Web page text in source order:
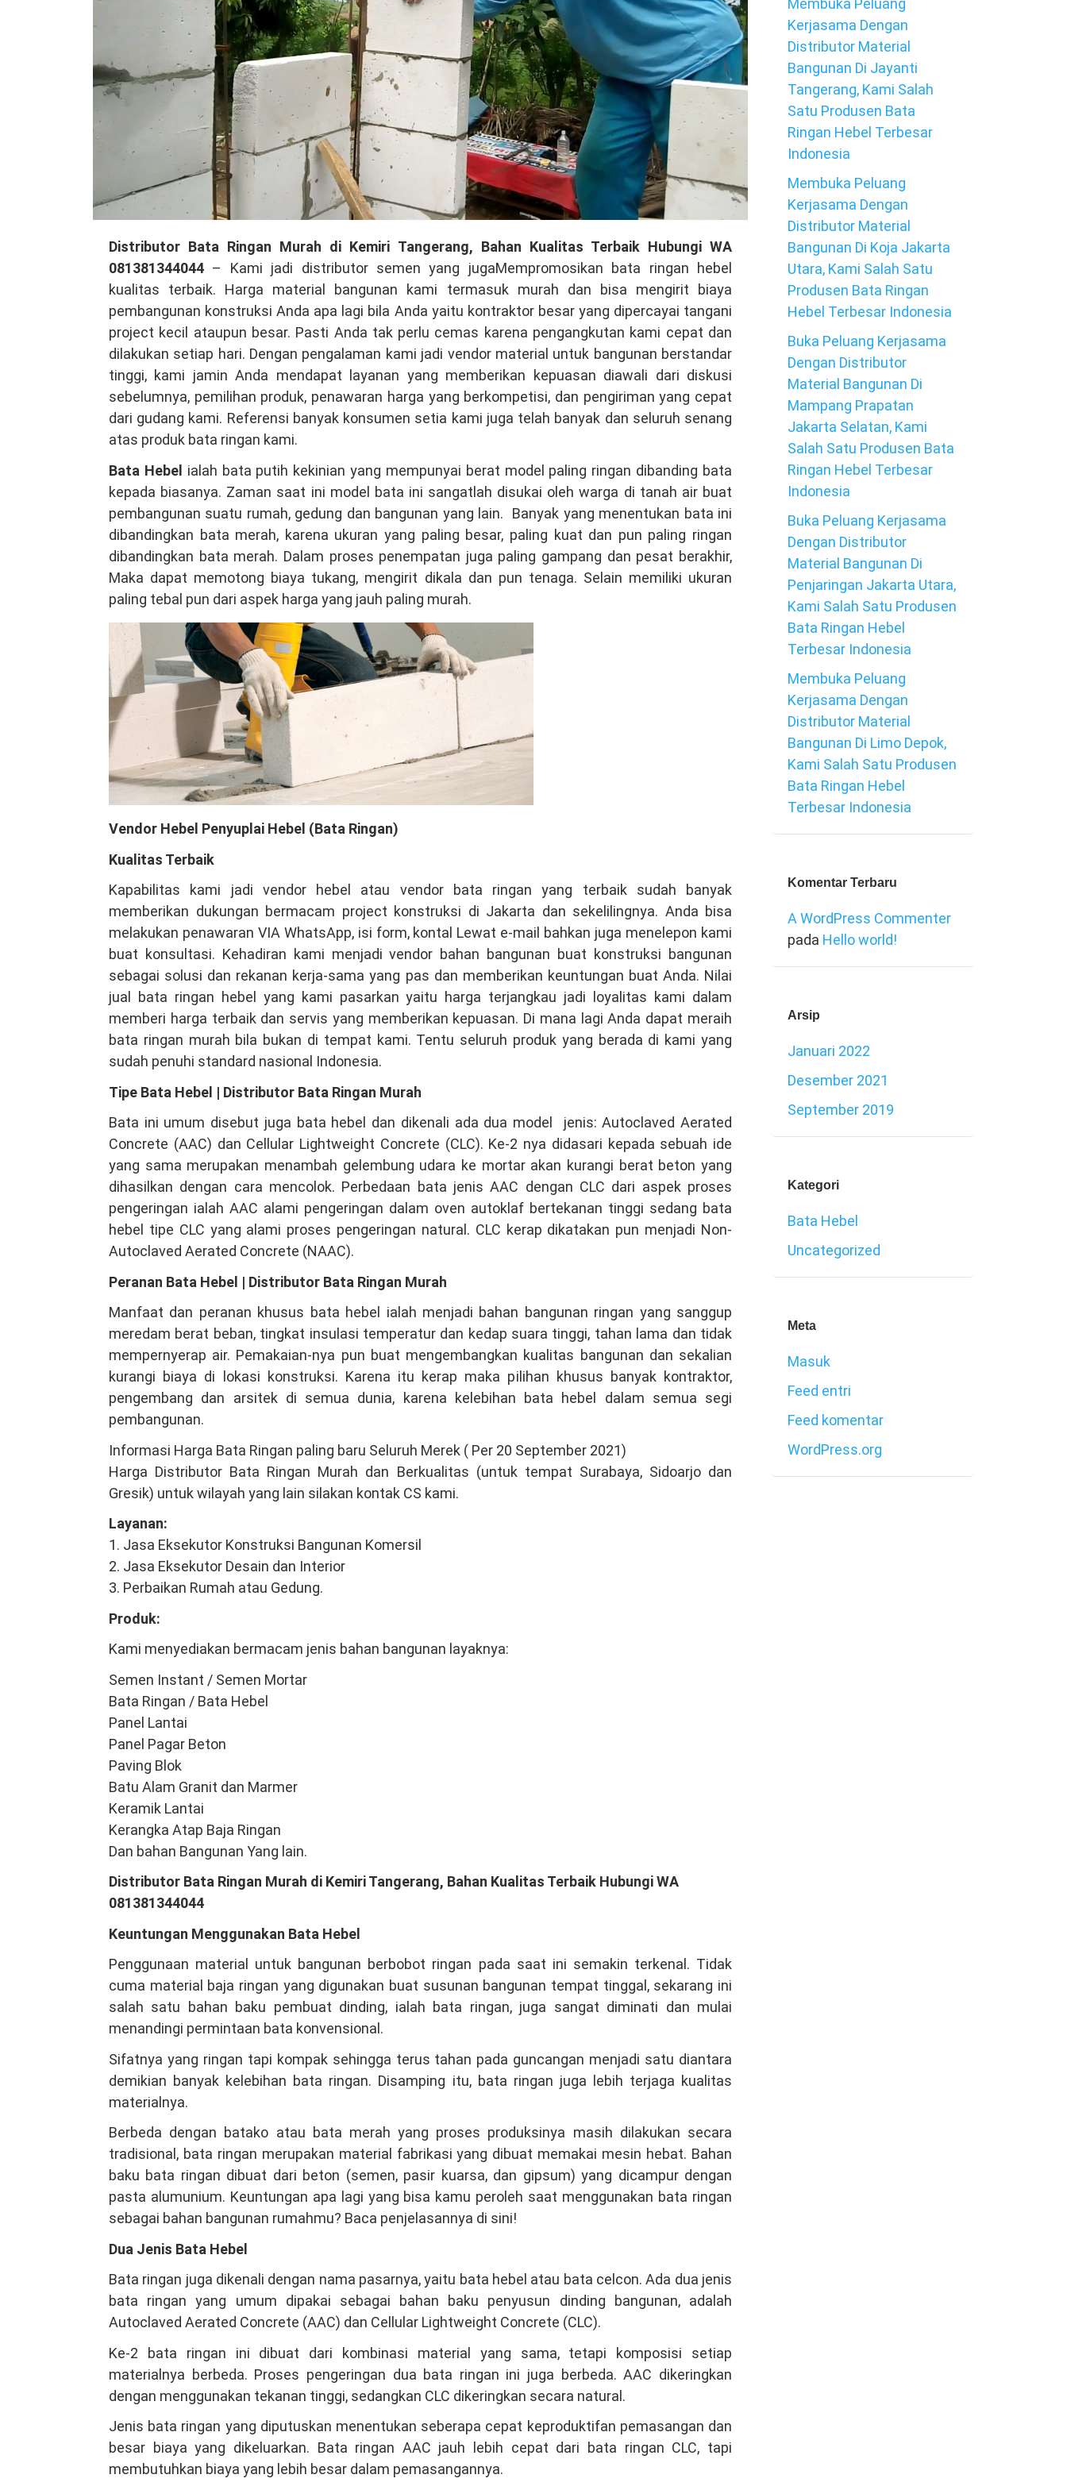
Distributor
Bata
Ringan
Murah
di
Kemiri
Tangerang,
Bahan
Berkualitas
Tinggi
081381344044
Distributor Bata Ringan Murah di Kemiri Tangerang, Bahan Kualitas Terbaik Hubungi WA
081381344044 – Kami jadi distributor semen yang jugaMempromosikan bata ringan hebel
kualitas terbaik. Harga material bangunan kami termasuk murah dan bisa mengirit biaya
pembangunan konstruksi Anda apa lagi bila Anda yaitu kontraktor besar yang dipercayai tangani
project kecil ataupun besar. Pasti Anda tak perlu cemas karena pengangkutan kami cepat dan
dilakukan setiap hari. Dengan pengalaman kami jadi vendor material untuk bangunan berstandar
tinggi, kami jamin Anda mendapat layanan yang memberikan kepuasan diawali dari diskusi
sebelumnya, pemilihan produk, penawaran harga yang berkompetisi, dan pengiriman yang cepat
dari gudang kami. Referensi banyak konsumen setia kami juga telah banyak dan seluruh senang
atas produk bata ringan kami.
Bata Hebel ialah bata putih kekinian yang mempunyai berat model paling ringan dibanding bata
kepada biasanya. Zaman saat ini model bata ini sangatlah disukai oleh warga di tanah air buat
pembangunan suatu rumah, gedung dan bangunan yang lain. Banyak yang menentukan bata ini
dibandingkan bata merah, karena ukuran yang paling besar, paling kuat dan pun paling ringan
dibandingkan bata merah. Dalam proses penempatan juga paling gampang dan pesat berakhir,
Maka dapat memotong biaya tukang, mengirit dikala dan pun tenaga. Selain memiliki ukuran
paling tebal pun dari aspek harga yang jauh paling murah.
Vendor Hebel Penyuplai Hebel (Bata Ringan)
Kualitas Terbaik
Kapabilitas kami jadi vendor hebel atau vendor bata ringan yang terbaik sudah banyak
memberikan dukungan bermacam project konstruksi di Jakarta dan sekelilingnya. Anda bisa
melakukan penawaran VIA WhatsApp, isi form, kontal Lewat e-mail bahkan juga menelepon kami
buat konsultasi. Kehadiran kami menjadi vendor bahan bangunan buat konstruksi bangunan
sebagai solusi dan rekanan kerja-sama yang pas dan memberikan keuntungan buat Anda. Nilai
jual bata ringan hebel yang kami pasarkan yaitu harga terjangkau jadi loyalitas kami dalam
memberi harga terbaik dan servis yang memberikan kepuasan. Di mana lagi Anda dapat meraih
bata ringan murah bila bukan di tempat kami. Tentu seluruh produk yang berada di kami yang
sudah penuhi standard nasional Indonesia.
Tipe Bata Hebel | Distributor Bata Ringan Murah
Bata ini umum disebut juga bata hebel dan dikenali ada dua model jenis: Autoclaved Aerated
Concrete (AAC) dan Cellular Lightweight Concrete (CLC). Ke-2 nya didasari kepada sebuah ide
yang sama merupakan menambah gelembung udara ke mortar akan kurangi berat beton yang
dihasilkan dengan cara mencolok. Perbedaan bata jenis AAC dengan CLC dari aspek proses
pengeringan ialah AAC alami pengeringan dalam oven autoklaf bertekanan tinggi sedang bata
hebel tipe CLC yang alami proses pengeringan natural. CLC kerap dikatakan pun menjadi Non-
Autoclaved Aerated Concrete (NAAC).
Peranan Bata Hebel | Distributor Bata Ringan Murah
Manfaat dan peranan khusus bata hebel ialah menjadi bahan bangunan ringan yang sanggup
meredam berat beban, tingkat insulasi temperatur dan kedap suara tinggi, tahan lama dan tidak
mempernyerap air. Pemakaian-nya pun buat mengembangkan kualitas bangunan dan sekalian
kurangi biaya di lokasi konstruksi. Karena itu kerap maka pilihan khusus banyak kontraktor,
pengembang dan arsitek di semua dunia, karena kelebihan bata hebel dalam semua segi
pembangunan.
Informasi Harga Bata Ringan paling baru Seluruh Merek ( Per 20 September 2021)
Harga Distributor Bata Ringan Murah dan Berkualitas (untuk tempat Surabaya, Sidoarjo dan
Gresik) untuk wilayah yang lain silakan kontak CS kami.
Layanan:
1. Jasa Eksekutor Konstruksi Bangunan Komersil
2. Jasa Eksekutor Desain dan Interior
3. Perbaikan Rumah atau Gedung.
Produk:
Kami menyediakan bermacam jenis bahan bangunan layaknya:
Semen Instant / Semen Mortar
Bata Ringan / Bata Hebel
Panel Lantai
Panel Pagar Beton
Paving Blok
Batu Alam Granit dan Marmer
Keramik Lantai
Kerangka Atap Baja Ringan
Dan bahan Bangunan Yang lain.
Distributor Bata Ringan Murah di Kemiri Tangerang, Bahan Kualitas Terbaik Hubungi WA
081381344044
Keuntungan Menggunakan Bata Hebel
Penggunaan material untuk bangunan berbobot ringan pada saat ini semakin terkenal. Tidak
cuma material baja ringan yang digunakan buat susunan bangunan tempat tinggal, sekarang ini
salah satu bahan baku pembuat dinding, ialah bata ringan, juga sangat diminati dan mulai
menandingi permintaan bata konvensional.
Sifatnya yang ringan tapi kompak sehingga terus tahan pada guncangan menjadi satu diantara
demikian banyak kelebihan bata ringan. Disamping itu, bata ringan juga lebih terjaga kualitas
materialnya.
Berbeda dengan batako atau bata merah yang proses produksinya masih dilakukan secara
tradisional, bata ringan merupakan material fabrikasi yang dibuat memakai mesin hebat. Bahan
baku bata ringan dibuat dari beton (semen, pasir kuarsa, dan gipsum) yang dicampur dengan
pasta alumunium. Keuntungan apa lagi yang bisa kamu peroleh saat menggunakan bata ringan
sebagai bahan bangunan rumahmu? Baca penjelasannya di sini!
Dua Jenis Bata Hebel
Bata ringan juga dikenali dengan nama pasarnya, yaitu bata hebel atau bata celcon. Ada dua jenis
bata ringan yang umum dipakai sebagai bahan baku penyusun dinding bangunan, adalah
Autoclaved Aerated Concrete (AAC) dan Cellular Lightweight Concrete (CLC).
Ke-2 bata ringan ini dibuat dari kombinasi material yang sama, tetapi komposisi setiap
materialnya berbeda. Proses pengeringan dua bata ringan ini juga berbeda. AAC dikeringkan
dengan menggunakan tekanan tinggi, sedangkan CLC dikeringkan secara natural.
Jenis bata ringan yang diputuskan menentukan seberapa cepat keproduktifan pemasangan dan
besar biaya yang dikeluarkan. Bata ringan AAC jauh lebih cepat dari bata ringan CLC, tapi
membutuhkan biaya yang lebih besar dalam pemasangannya.
Membuka Peluang
Kerjasama Dengan
Distributor Material
Bangunan Di Jayanti
Tangerang, Kami Salah
Satu Produsen Bata
Ringan Hebel Terbesar
Indonesia
Membuka Peluang
Kerjasama Dengan
Distributor Material
Bangunan Di Koja Jakarta
Utara, Kami Salah Satu
Produsen Bata Ringan
Hebel Terbesar Indonesia
Buka Peluang Kerjasama
Dengan Distributor
Material Bangunan Di
Mampang Prapatan
Jakarta Selatan, Kami
Salah Satu Produsen Bata
Ringan Hebel Terbesar
Indonesia
Buka Peluang Kerjasama
Dengan Distributor
Material Bangunan Di
Penjaringan Jakarta Utara,
Kami Salah Satu Produsen
Bata Ringan Hebel
Terbesar Indonesia
Membuka Peluang
Kerjasama Dengan
Distributor Material
Bangunan Di Limo Depok,
Kami Salah Satu Produsen
Bata Ringan Hebel
Terbesar Indonesia
Komentar Terbaru
A WordPress Commenter
pada Hello world!
Arsip
Januari 2022
Desember 2021
September 2019
Kategori
Bata Hebel
Uncategorized
Meta
Masuk
Feed entri
Feed komentar
WordPress.org